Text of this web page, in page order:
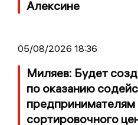
Алексине
05/08/2026 18:36
Миляев: Будет
по оказанию
предпринимателям
сортировочного